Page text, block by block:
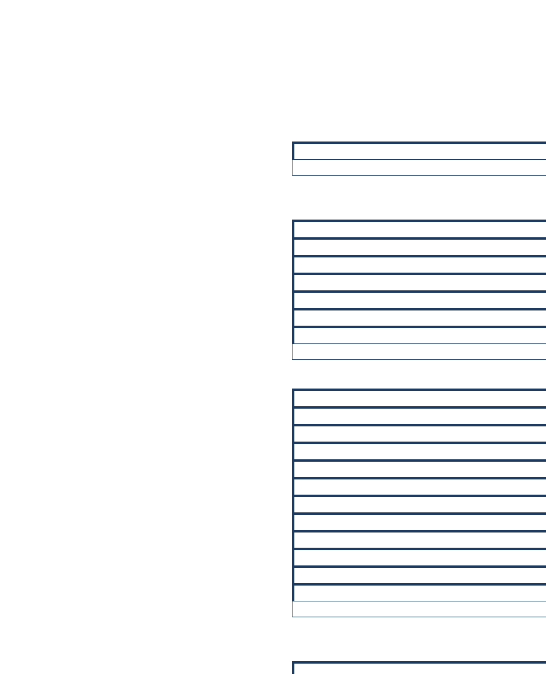
כך מילוי הצהרת הון יהיה פשוט ומדויק יותר. כל הנתונים צריכים להתייחס לתאריך הקובע
את היתרה ליום הקובע, כולל חשבונות עו"ש, פיקדונות וחסכונות.
הגופים המנהלים, המציגים את הצבירה ליום הקובע.
חיים ופוליסות חיסכון.
שמכם, כולל שווי משוער.
סכום מסוים שנקבע בהוראות הטופס.
(עד גיל 18). כדאי לאסוף את המסמכים הרלוונטיים גם עבורם.
מס הכנסהמסמיך את פקיד השומה לדרוש מנישום הצהרת הון, ומחייב את הנישום
המלאה. זהו פרק זמן סביר, אך אל תזלזלו בו – איסוף כל האישורים מהבנקים, חברות הביטוח
ליום קובע מסוים.
את הרצינות. אי-הגשה במועד או השמטת פרטים מהותיים עלולים להיחשב עבירה פלילית.
וסעיף 220
עוסק בעבירות במזיד שעונשן חמור יותר. במצב של איחור, אפשר ומומלץ לפנות
נוטה להיענות לבקשות סבירות שמוגשות בזמן.
תיבנה כל מערכת היחסים שלכם עם רשות המסים בנושא ההון. כל הצהרת הון עתידית תושווה אל
זמן, ומוודאת שהוא מוסבר על ידי ההכנסות שדיווחתם עליהן (בניכוי הוצאות מחיה). אם ההון
הפרש הון בלתי מוסבר, שעלול להוביל לשומה ולחיוב במס.
נמוכה מדי תיצור באופן מלאכותי הפרש הון גבוה בעתיד. דיוק ושקיפות מההתחלה מגנים עליכם.
הגשתהצהרת הון שנייה, אך הבסיס לכל זה מונח כאן ועכשיו.
נכונה להצהרה בעייתית: